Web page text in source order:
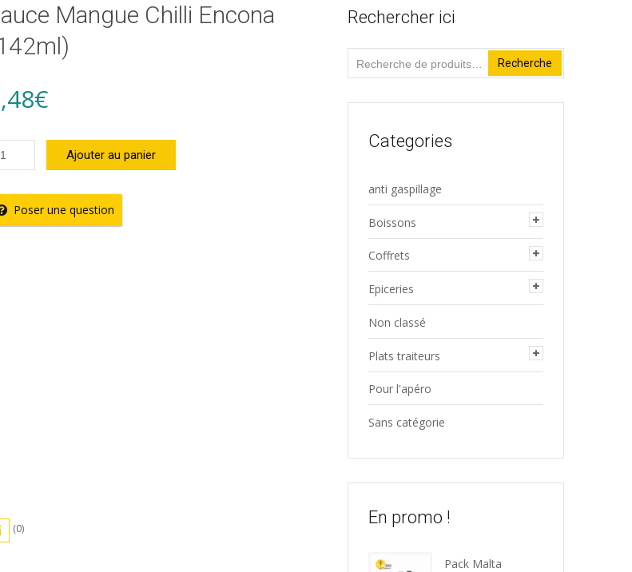
Mangue Chilli Encona
€
Ajouter au panier
Poser une question
(0)
Rechercher ici
Recherche
pour :
Recherche
Categories
anti gaspillage
Boissons
Coffrets
Epiceries
Non classé
Plats traiteurs
Pour l'apéro
Sans catégorie
En promo !
Pack Malta